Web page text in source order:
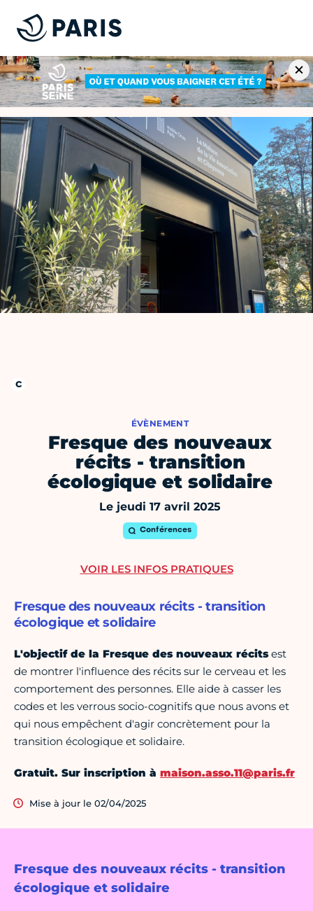
ÉVÈNEMENT
Fresque des nouveaux
récits - transition
écologique et solidaire
Le jeudi 17 avril 2025
Conférences
Fresque des nouveaux récits - transition
écologique et solidaire
Fresque des nouveaux récits - transition
écologique et solidaire
L'objectif de la Fresque des nouveaux récitsest
de montrer l'influence des récits sur le cerveau et les
comportement des personnes. Elle aide à casser les
codes et les verrous socio-cognitifs que nous avons et
qui nous empêchent d'agir concrètement pour la
transition écologique et solidaire.
Gratuit. Sur inscription à maison.asso.11@paris.fr
Mise à jour le 02/04/2025
VOIR LES INFOS PRATIQUES